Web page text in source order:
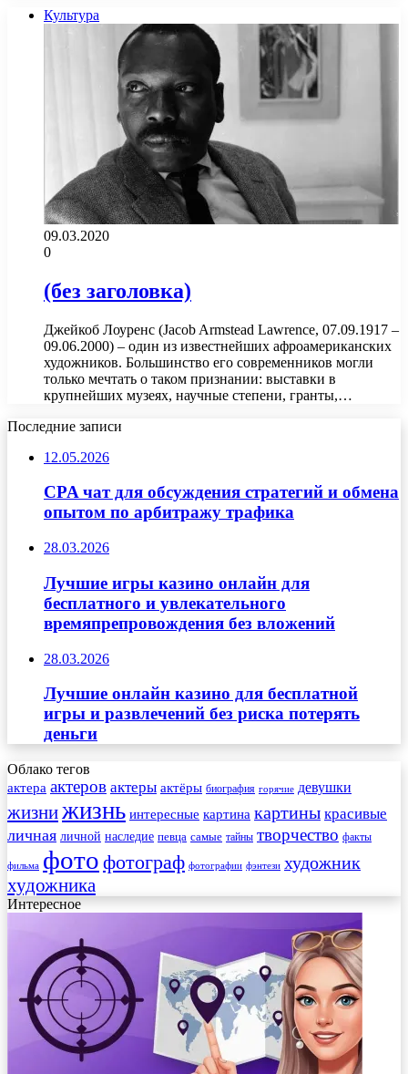
Культура
09.03.2020
0
(без заголовка)
Джейкоб Лоуренс (Jacob Armstead Lawrence, 07.09.1917 –
09.06.2000) – один из известнейших афроамериканских
художников. Большинство его современников могли
только мечтать о таком признании: выставки в
крупнейших музеях, научные степени, гранты,…
Последние записи
12.05.2026
CPA чат для обсуждения стратегий и обмена
опытом по арбитражу трафика
28.03.2026
Лучшие игры казино онлайн для
бесплатного и увлекательного
времяпрепровождения без вложений
28.03.2026
Лучшие онлайн казино для бесплатной
игры и развлечений без риска потерять
деньги
Облако тегов
актера актеров актеры актёры биография горячие девушки
жизнижизнь интересные картина картины красивые
личная личной наследие певца самые тайны творчество факты
фильма фото фотограф фотографии фэнтези художник
художника
Интересное